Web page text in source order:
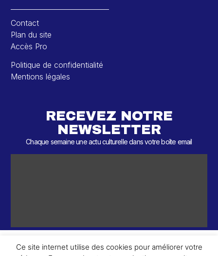
Contact
Plan du site
Accès Pro
Politique de confidentialité
Mentions légales
RECEVEZ NOTRE
NEWSLETTER
Chaque semaine une actu culturelle dans votre boîte email
Ce site internet utilise des cookies pour améliorer votre